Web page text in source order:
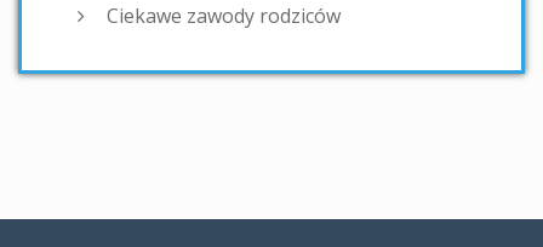
Ciekawe zawody rodziców